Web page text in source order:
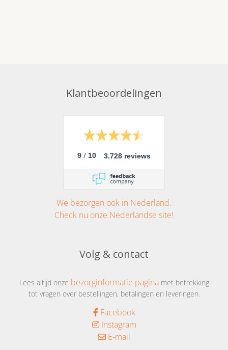
Klantbeoordelingen
9 / 10 3.728 reviews
We bezorgen ook in Nederland.
Check nu onze Nederlandse site!
Volg & contact
Lees altijd onze bezorginformatie paginamet betrekking
tot vragen over bestellingen, betalingen en leveringen.
Facebook
Instagram
E-mail